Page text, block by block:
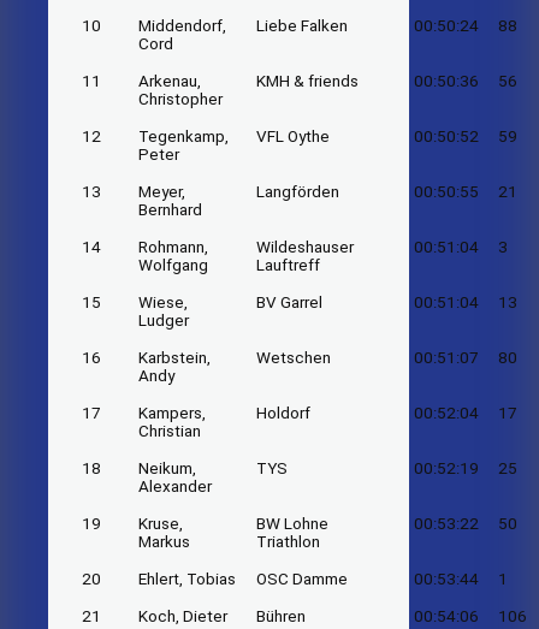
10
Middendorf,
Cord
Liebe Falken 00:50:24 88
11
Arkenau,
Christopher
KMH & friends 00:50:36 56
12
Tegenkamp,
Peter
VFL Oythe 00:50:52 59
13
Meyer,
Bernhard
Langförden 00:50:55 21
14
Rohmann,
Wolfgang
Wildeshauser
Lauftreff
00:51:04 3
15
Wiese,
Ludger
BV Garrel 00:51:04 13
16
Karbstein,
Andy
Wetschen 00:51:07 80
17
Kampers,
Christian
Holdorf 00:52:04 17
18
Neikum,
Alexander
TYS 00:52:19 25
19
Kruse,
Markus
BW Lohne
Triathlon
00:53:22 50
20 Ehlert, Tobias OSC Damme 00:53:44 1
21 Koch, Dieter Bühren 00:54:06 106